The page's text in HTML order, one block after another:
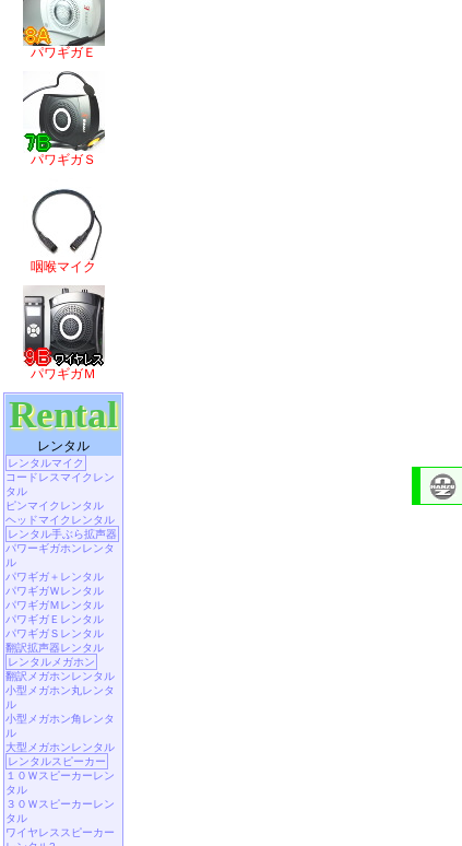
パワギガＥ
パワギガＳ
咽喉マイク
パワギガＭ
Rental
レンタル
レンタルマイク
コードレスマイクレン
タル
ピンマイクレンタル
ヘッドマイクレンタル
レンタル手ぶら拡声器
パワーギガホンレンタ
ル
パワギガ＋レンタル
パワギガＷレンタル
パワギガＭレンタル
パワギガＥレンタル
パワギガＳレンタル
翻訳拡声器レンタル
レンタルメガホン
翻訳メガホンレンタル
小型メガホン丸レンタ
ル
小型メガホン角レンタ
ル
大型メガホンレンタル
レンタルスピーカー
１０Ｗスピーカーレン
タル
３０Ｗスピーカーレン
タル
ワイヤレススピーカー